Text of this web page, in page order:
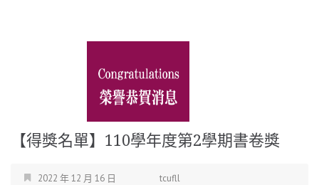
【得獎名單】110學年度第2學期書卷獎
2022 年 12 月 16 日
tcufll